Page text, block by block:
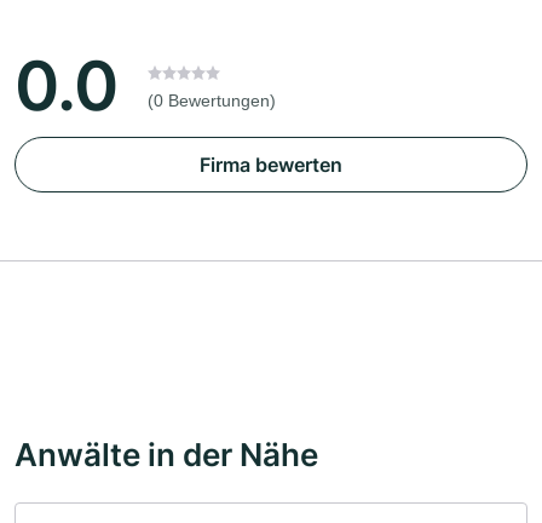
0.0 (0 Bewertungen)
Firma bewerten
Anwälte in der Nähe